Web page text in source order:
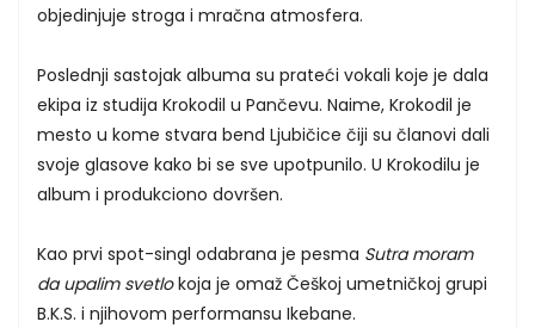
objedinjuje stroga i mračna atmosfera.
Poslednji sastojak albuma su prateći vokali koje je dala
ekipa iz studija Krokodil u Pančevu. Naime, Krokodil je
mesto u kome stvara bend Ljubičice čiji su članovi dali
svoje glasove kako bi se sve upotpunilo. U Krokodilu je
album i produkciono dovršen.
Kao prvi spot-singl odabrana je pesma Sutra moram
da upalim svetlokoja je omaž Češkoj umetničkoj grupi
B.K.S. i njihovom performansu Ikebane.